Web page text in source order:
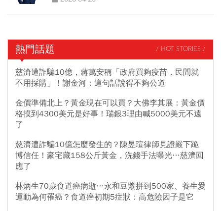
熱門話題 / HOT STORIES /
慈濟遭詐騙10億，蔣萬安稱「政府買夠疫苗，民間就
不用採購」！謝金河：這句話說得不夠公道
金價準備北上？黃金現在可以買？大佛李其展：黃金價
格摸到4300美元是好事！瑞銀3理由喊5000美元不遠
了
慈濟遭詐騙10億怎麼發生的？陳昱瑄律師見證嚴下跪
博信任！豪宅藏158公斤黃金，洗錢手法曝光…慈濟回
應了
林炳生70歲食道癌病逝…永和豆漿拼到500家、養生愛
運動為何罹癌？食道癌初期5症狀：高危險因子是它